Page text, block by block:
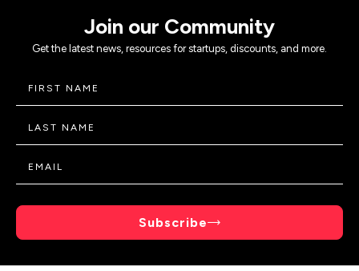
Join our Community
Get the latest news, resources for startups, discounts, and more.
Subscribe